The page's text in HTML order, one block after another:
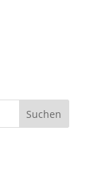
Suchen